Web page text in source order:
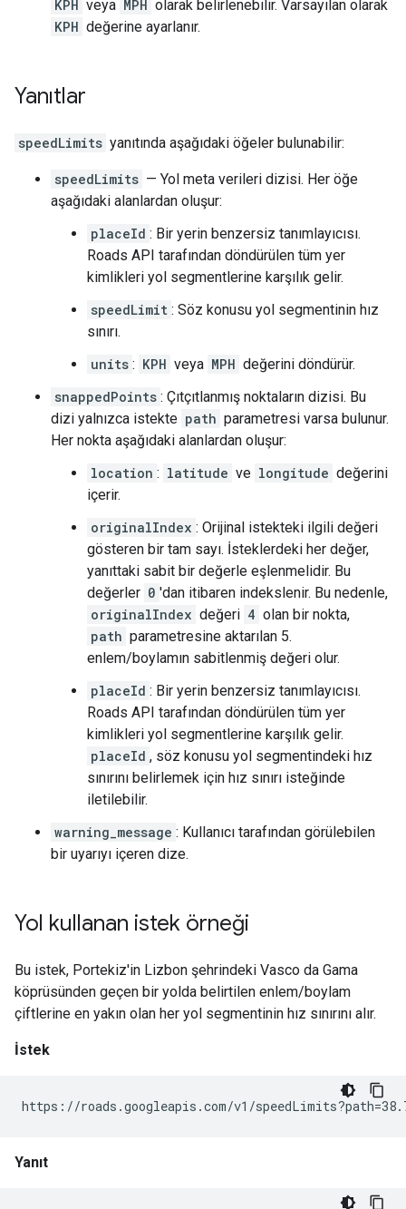
KPH veya MPH olarak belirlenebilir. Varsayılan olarak
KPH değerine ayarlanır.
Yanıtlar
speedLimits yanıtında aşağıdaki öğeler bulunabilir:
speedLimits — Yol meta verileri dizisi. Her öğe
aşağıdaki alanlardan oluşur:
placeId : Bir yerin benzersiz tanımlayıcısı.
Roads API tarafından döndürülen tüm yer
kimlikleri yol segmentlerine karşılık gelir.
speedLimit : Söz konusu yol segmentinin hız
sınırı.
units : KPH veya MPH değerini döndürür.
snappedPoints : Çıtçıtlanmış noktaların dizisi. Bu
dizi yalnızca istekte path parametresi varsa bulunur.
Her nokta aşağıdaki alanlardan oluşur:
location : latitude ve longitude değerini
içerir.
originalIndex : Orijinal istekteki ilgili değeri
gösteren bir tam sayı. İsteklerdeki her değer,
yanıttaki sabit bir değerle eşlenmelidir. Bu
değerler 0 'dan itibaren indekslenir. Bu nedenle,
originalIndex değeri 4 olan bir nokta,
path parametresine aktarılan 5.
enlem/boylamın sabitlenmiş değeri olur.
placeId : Bir yerin benzersiz tanımlayıcısı.
Roads API tarafından döndürülen tüm yer
kimlikleri yol segmentlerine karşılık gelir.
placeId , söz konusu yol segmentindeki hız
sınırını belirlemek için hız sınırı isteğinde
iletilebilir.
warning_message : Kullanıcı tarafından görülebilen
bir uyarıyı içeren dize.
Yol kullanan istek örneği
Bu istek, Portekiz'in Lizbon şehrindeki Vasco da Gama
köprüsünden geçen bir yolda belirtilen enlem/boylam
çiftlerine en yakın olan her yol segmentinin hız sınırını alır.
İstek
https://roads.googleapis.com/v1/
Yanıt